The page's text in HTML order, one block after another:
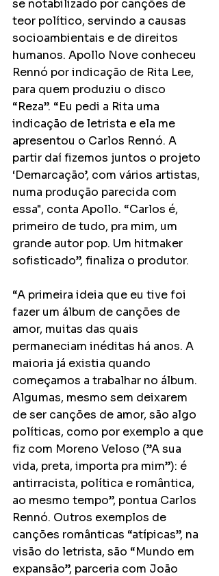
se notabilizado por canções de
teor político, servindo a causas
socioambientais e de direitos
humanos. Apollo Nove conheceu
Rennó por indicação de Rita Lee,
para quem produziu o disco
“Reza”. “Eu pedi a Rita uma
indicação de letrista e ela me
apresentou o Carlos Rennó. A
partir daí fizemos juntos o projeto
‘Demarcação’, com vários artistas,
numa produção parecida com
essa", conta Apollo. “Carlos é,
primeiro de tudo, pra mim, um
grande autor pop. Um hitmaker
sofisticado”, finaliza o produtor.
“A primeira ideia que eu tive foi
fazer um álbum de canções de
amor, muitas das quais
permaneciam inéditas há anos. A
maioria já existia quando
começamos a trabalhar no álbum.
Algumas, mesmo sem deixarem
de ser canções de amor, são algo
políticas, como por exemplo a que
fiz com Moreno Veloso (”A sua
vida, preta, importa pra mim”): é
antirracista, política e romântica,
ao mesmo tempo”, pontua Carlos
Rennó. Outros exemplos de
canções românticas “atípicas”, na
visão do letrista, são “Mundo em
expansão”, parceria com João